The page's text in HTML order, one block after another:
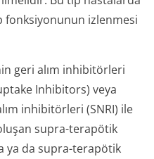
fonksiyonunun izlenmesi
geri alım inhibitörleri
Inhibitors) veya
inhibitörleri (SNRI) ile
supra-terapötik
ya da supra-terapötik